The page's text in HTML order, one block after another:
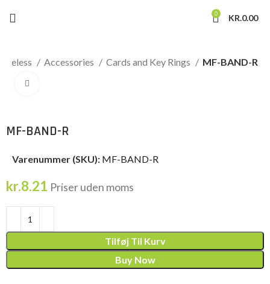
0 KR.0.00
Accessories Cards and Key Rings MF-BAND-R
MF-BAND-R
Varenummer (SKU): MF-BAND-R
kr.8.21 Priser uden moms
Tilføj Til Kurv
Buy Now